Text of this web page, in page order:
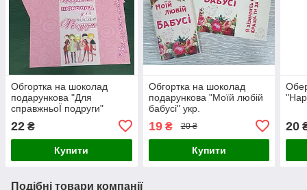
Обгортка на шоколад
подарункова "Для
справжньоЇ подруги"
22 ₴
Купити
Обгортка на шоколад
подарункова "Моїй любій
бабусі" укр.
19₴ 20 ₴
Купити
20
Подібні товари компанії